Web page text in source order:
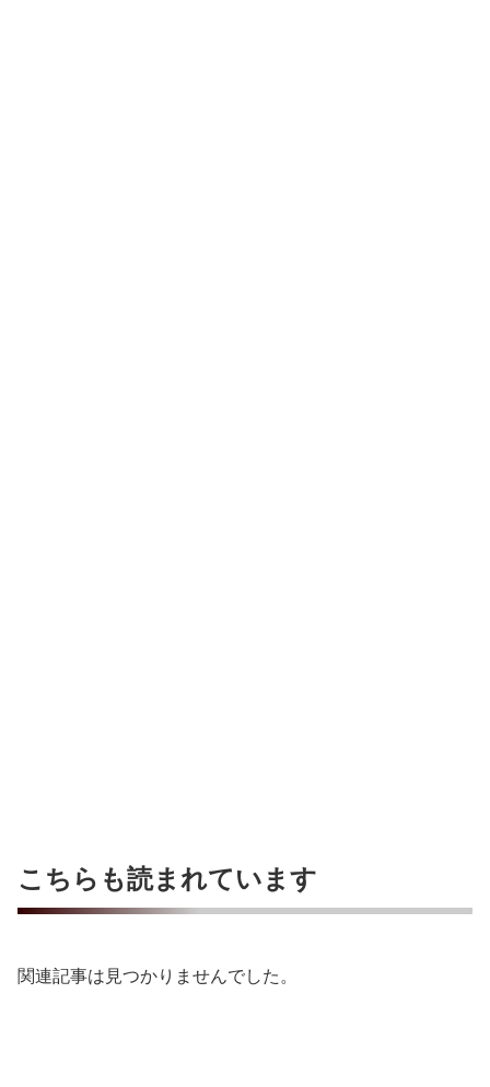
こちらも読まれています
関連記事は見つかりませんでした。